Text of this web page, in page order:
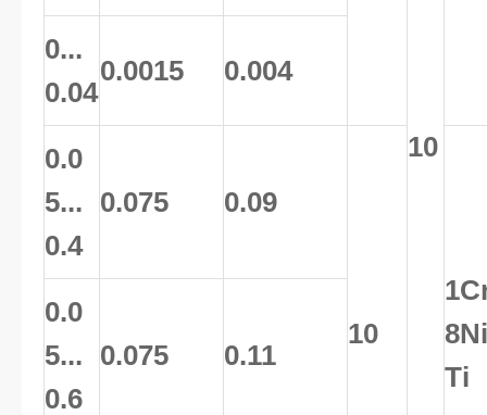
10
0...
0.04
0.0015 0.004
0.0
5...
0.4
0.075 0.09
10
Ti
0.0
5...
0.6
0.075 0.11